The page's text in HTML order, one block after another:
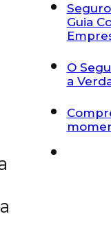
Guia
O
a